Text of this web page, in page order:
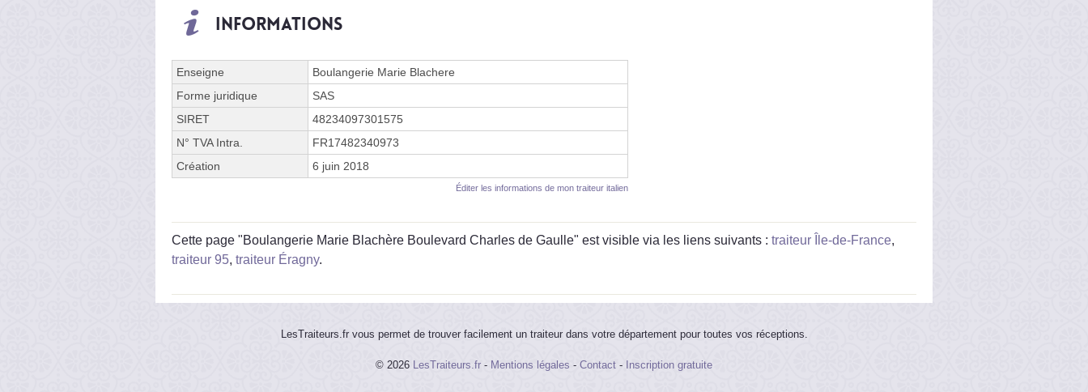
Informations
Enseigne
Boulangerie Marie Blachere
Forme juridique
SAS
SIRET
48234097301575
N° TVA Intra.
FR17482340973
Création
6 juin 2018
Éditer les informations de mon traiteur italien
Cette page "Boulangerie Marie Blachère Boulevard Charles de Gaulle" est visible via les liens suivants : traiteur Île-de-France,
traiteur 95, traiteur Éragny.
LesTraiteurs.fr vous permet de trouver facilement un traiteur dans votre département pour toutes vos réceptions.
© 2026 LesTraiteurs.fr - Mentions légales - Contact - Inscription gratuite